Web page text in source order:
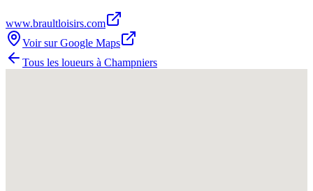
www.braultloisirs.com
Voir sur Google Maps
Tous les loueurs à Champniers